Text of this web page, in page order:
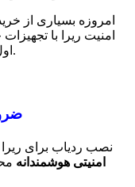
امروزه بسیاری از
امنیت ریرا با
اول، خیالشان بابت امنیت خودرو راحت باشد.
نصب ردیاب برای
امنیتی هوشمندانه